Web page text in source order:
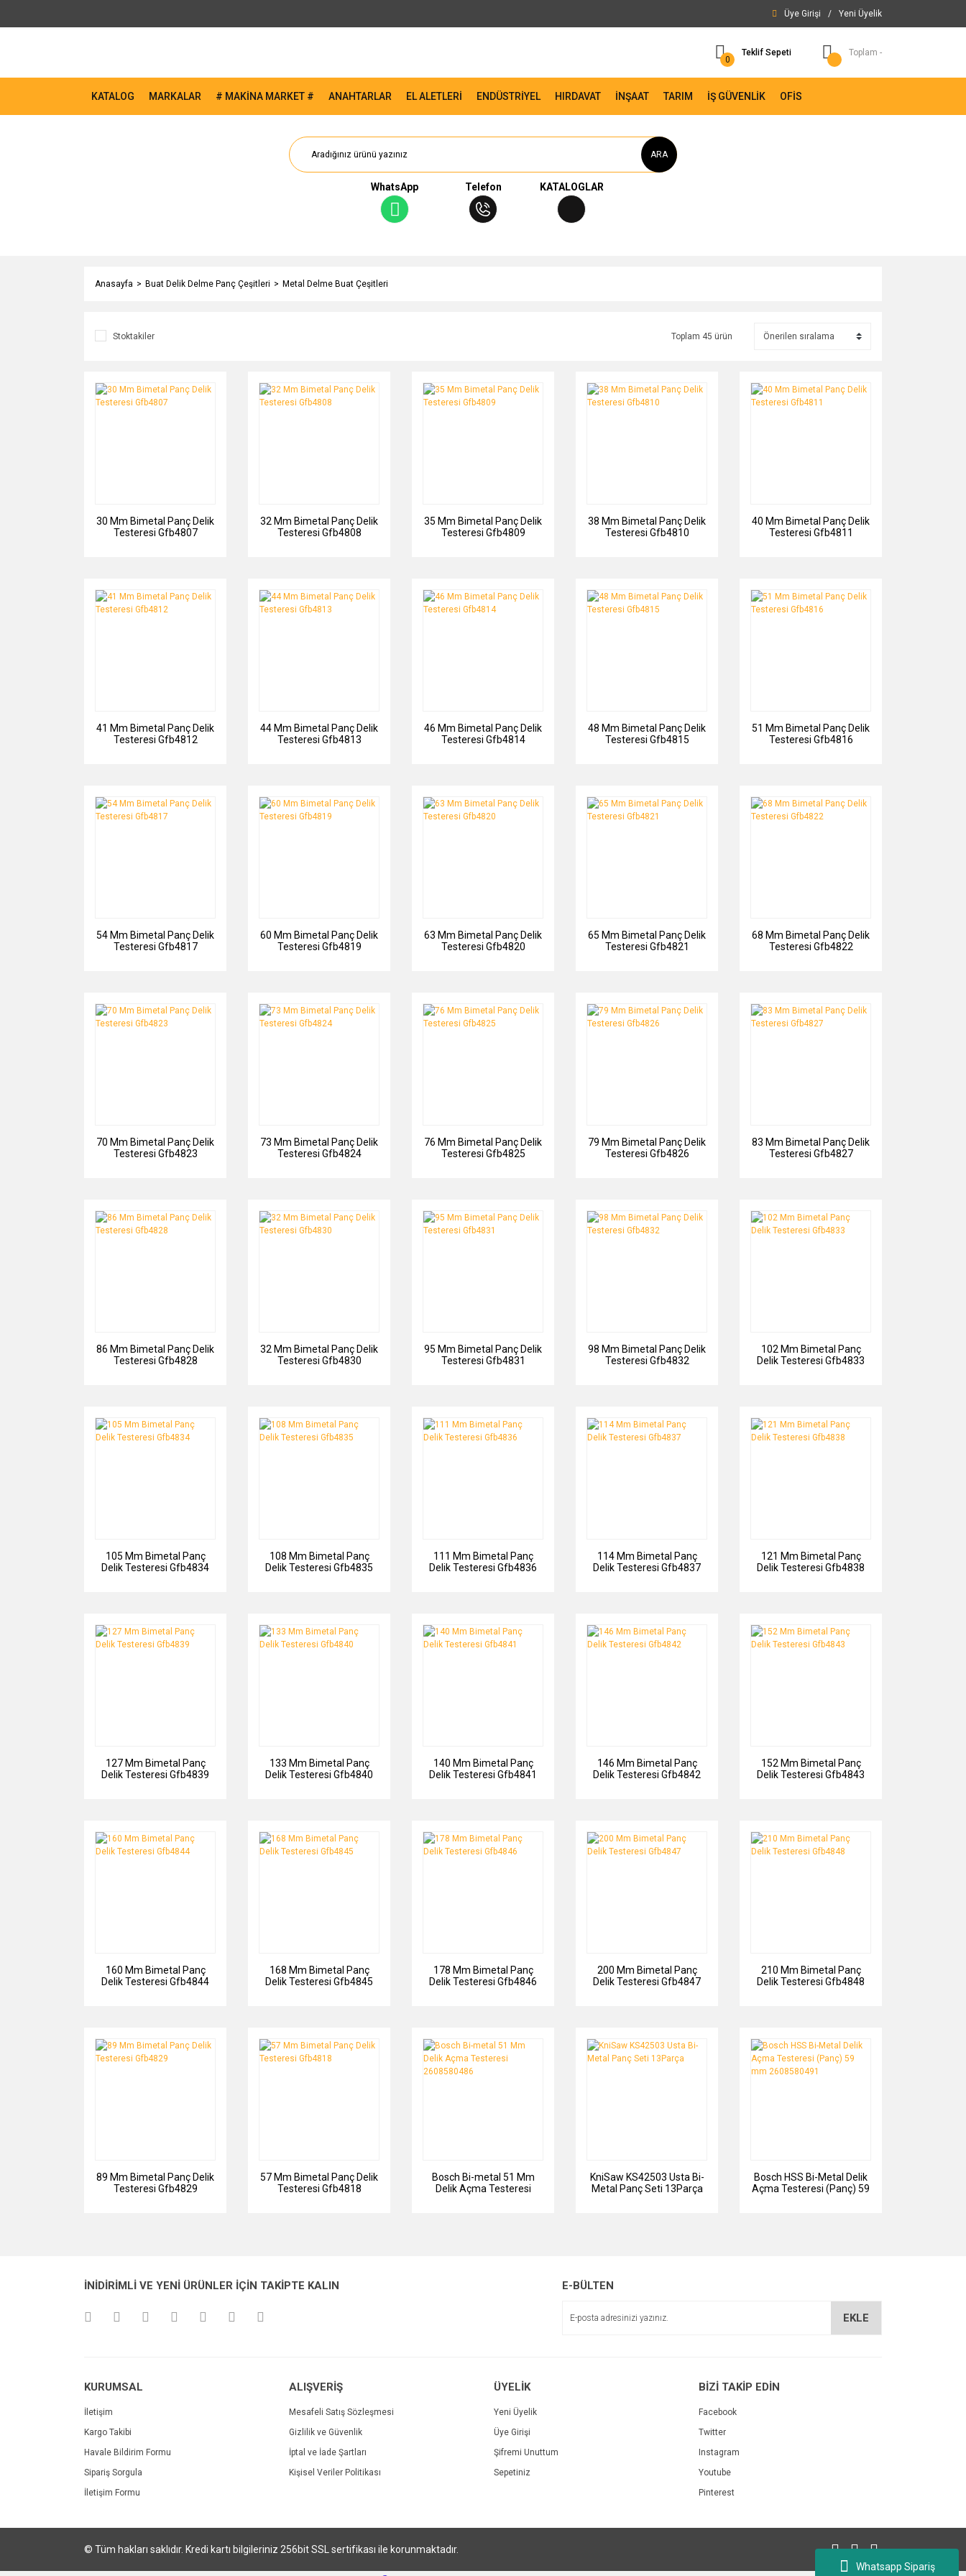
Whatsapp Sipariş
Üye Girişi / Yeni Üyelik
0
Teklif Sepeti Toplam -
KATALOG MARKALAR # MAKİNA MARKET # ANAHTARLAR EL ALETLERİ ENDÜSTRİYEL HIRDAVAT İNŞAAT TARIM İŞ GÜVENLİK OFİS
ARA
WhatsApp Telefon KATALOGLAR
Anasayfa Buat Delik Delme Panç Çeşitleri Metal Delme Buat Çeşitleri
Stoktakiler Toplam 45 ürün
30 Mm Bimetal Panç Delik
Testeresi Gfb4807
32 Mm Bimetal Panç Delik
Testeresi Gfb4808
35 Mm Bimetal Panç Delik
Testeresi Gfb4809
38 Mm Bimetal Panç Delik
Testeresi Gfb4810
40 Mm Bimetal Panç Delik
Testeresi Gfb4811
41 Mm Bimetal Panç Delik
Testeresi Gfb4812
44 Mm Bimetal Panç Delik
Testeresi Gfb4813
46 Mm Bimetal Panç Delik
Testeresi Gfb4814
48 Mm Bimetal Panç Delik
Testeresi Gfb4815
51 Mm Bimetal Panç Delik
Testeresi Gfb4816
54 Mm Bimetal Panç Delik
Testeresi Gfb4817
60 Mm Bimetal Panç Delik
Testeresi Gfb4819
63 Mm Bimetal Panç Delik
Testeresi Gfb4820
65 Mm Bimetal Panç Delik
Testeresi Gfb4821
68 Mm Bimetal Panç Delik
Testeresi Gfb4822
70 Mm Bimetal Panç Delik
Testeresi Gfb4823
73 Mm Bimetal Panç Delik
Testeresi Gfb4824
76 Mm Bimetal Panç Delik
Testeresi Gfb4825
79 Mm Bimetal Panç Delik
Testeresi Gfb4826
83 Mm Bimetal Panç Delik
Testeresi Gfb4827
86 Mm Bimetal Panç Delik
Testeresi Gfb4828
32 Mm Bimetal Panç Delik
Testeresi Gfb4830
95 Mm Bimetal Panç Delik
Testeresi Gfb4831
98 Mm Bimetal Panç Delik
Testeresi Gfb4832
102 Mm Bimetal Panç
Delik Testeresi Gfb4833
105 Mm Bimetal Panç
Delik Testeresi Gfb4834
108 Mm Bimetal Panç
Delik Testeresi Gfb4835
111 Mm Bimetal Panç
Delik Testeresi Gfb4836
114 Mm Bimetal Panç
Delik Testeresi Gfb4837
121 Mm Bimetal Panç
Delik Testeresi Gfb4838
127 Mm Bimetal Panç
Delik Testeresi Gfb4839
133 Mm Bimetal Panç
Delik Testeresi Gfb4840
140 Mm Bimetal Panç
Delik Testeresi Gfb4841
146 Mm Bimetal Panç
Delik Testeresi Gfb4842
152 Mm Bimetal Panç
Delik Testeresi Gfb4843
160 Mm Bimetal Panç
Delik Testeresi Gfb4844
168 Mm Bimetal Panç
Delik Testeresi Gfb4845
178 Mm Bimetal Panç
Delik Testeresi Gfb4846
200 Mm Bimetal Panç
Delik Testeresi Gfb4847
210 Mm Bimetal Panç
Delik Testeresi Gfb4848
89 Mm Bimetal Panç Delik
Testeresi Gfb4829
57 Mm Bimetal Panç Delik
Testeresi Gfb4818
Bosch Bi-metal 51 Mm
Delik Açma Testeresi
KniSaw KS42503 Usta Bi-
Metal Panç Seti 13Parça
Bosch HSS Bi-Metal Delik
Açma Testeresi (Panç) 59
İNİDİRİMLİ VE YENİ ÜRÜNLER İÇİN TAKİPTE KALIN E-BÜLTEN
EKLE
KURUMSAL
İletişim
Kargo Takibi
Havale Bildirim Formu
Sipariş Sorgula
İletişim Formu
ALIŞVERİŞ
Mesafeli Satış Sözleşmesi
Gizlilik ve Güvenlik
İptal ve İade Şartları
Kişisel Veriler Politikası
ÜYELİK
Yeni Üyelik
Üye Girişi
Şifremi Unuttum
Sepetiniz
BİZİ TAKİP EDİN
Facebook
Twitter
Instagram
Youtube
Pinterest
© Tüm hakları saklıdır. Kredi kartı bilgileriniz 256bit SSL sertifikası ile korunmaktadır.